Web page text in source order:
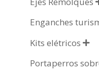
Enganches
Kits elétricos 
Portaperros